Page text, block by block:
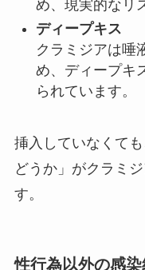
め、現実的なリ
ディープキス
クラミジアは唾
め、ディープキ
られています。
挿入していなくて
どうか」がクラミ
す。
性行為以外の感